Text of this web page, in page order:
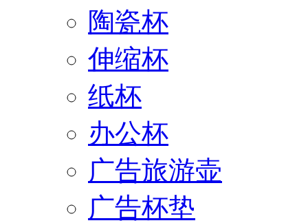
陶瓷杯
伸缩杯
纸杯
办公杯
广告旅游壶
广告杯垫